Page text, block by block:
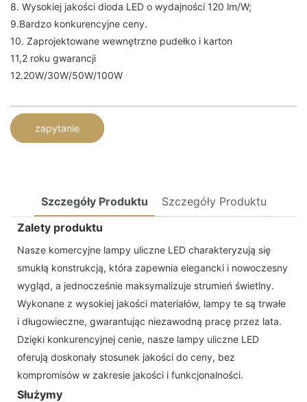
8. Wysokiej jakości dioda LED o wydajności 120 lm/W;
9.Bardzo konkurencyjne ceny.
10. Zaprojektowane wewnętrzne pudełko i karton
11,2 roku gwarancji
12.20W/30W/50W/100W
zapytanie
Szczegóły Produktu
Szczegóły Produktu
Zalety produktu
Nasze komercyjne lampy uliczne LED charakteryzują się
smukłą konstrukcją, która zapewnia elegancki i nowoczesny
wygląd, a jednocześnie maksymalizuje strumień świetlny.
Wykonane z wysokiej jakości materiałów, lampy te są trwałe
i długowieczne, gwarantując niezawodną pracę przez lata.
Dzięki konkurencyjnej cenie, nasze lampy uliczne LED
oferują doskonały stosunek jakości do ceny, bez
kompromisów w zakresie jakości i funkcjonalności.
Służymy